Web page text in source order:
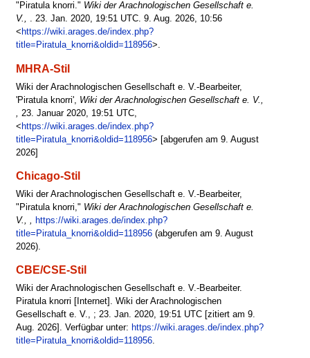
"Piratula knorri." Wiki der Arachnologischen Gesellschaft e.
V., . 23. Jan. 2020, 19:51 UTC. 9. Aug. 2026, 10:56
< https://wiki.arages.de/index.php?
title=Piratula_knorri&oldid=118956>.
MHRA-Stil
Wiki der Arachnologischen Gesellschaft e. V.-Bearbeiter,
'Piratula knorri', Wiki der Arachnologischen Gesellschaft e. V.,
23. Januar 2020, 19:51 UTC,
< https://wiki.arages.de/index.php?
title=Piratula_knorri&oldid=118956> [abgerufen am 9. August
2026]
Chicago-Stil
Wiki der Arachnologischen Gesellschaft e. V.-Bearbeiter,
"Piratula knorri," Wiki der Arachnologischen Gesellschaft e.
V., , https://wiki.arages.de/index.php?
title=Piratula_knorri&oldid=118956(abgerufen am 9. August
2026).
CBE/CSE-Stil
Wiki der Arachnologischen Gesellschaft e. V.-Bearbeiter.
Piratula knorri [Internet]. Wiki der Arachnologischen
Gesellschaft e. V., ; 23. Jan. 2020, 19:51 UTC [zitiert am 9.
Aug. 2026]. Verfügbar unter: https://wiki.arages.de/index.php?
title=Piratula_knorri&oldid=118956.